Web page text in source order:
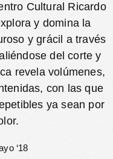
Cultural Ricardo
y domina la
y grácil a través
del corte y
revela volúmenes,
con las que
ya sean por
‘18